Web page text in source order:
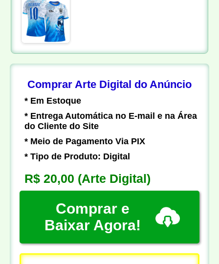
Comprar Arte Digital do Anúncio
* Em Estoque
* Entrega Automática no E-mail e na Área
do Cliente do Site
* Meio de Pagamento Via PIX
* Tipo de Produto: Digital
R$ 20,00 (Arte Digital)
Comprar e
Baixar Agora!